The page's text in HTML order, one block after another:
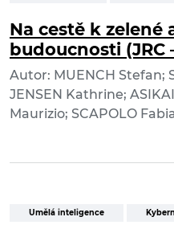
Na cestě k zelené
budoucnosti (JRC
Autor: MUENCH Stefan;
JENSEN Kathrine;
Maurizio; SCAPOLO
Umělá inteligence